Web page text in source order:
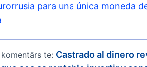
para una única moneda
te: Castrado al dinero